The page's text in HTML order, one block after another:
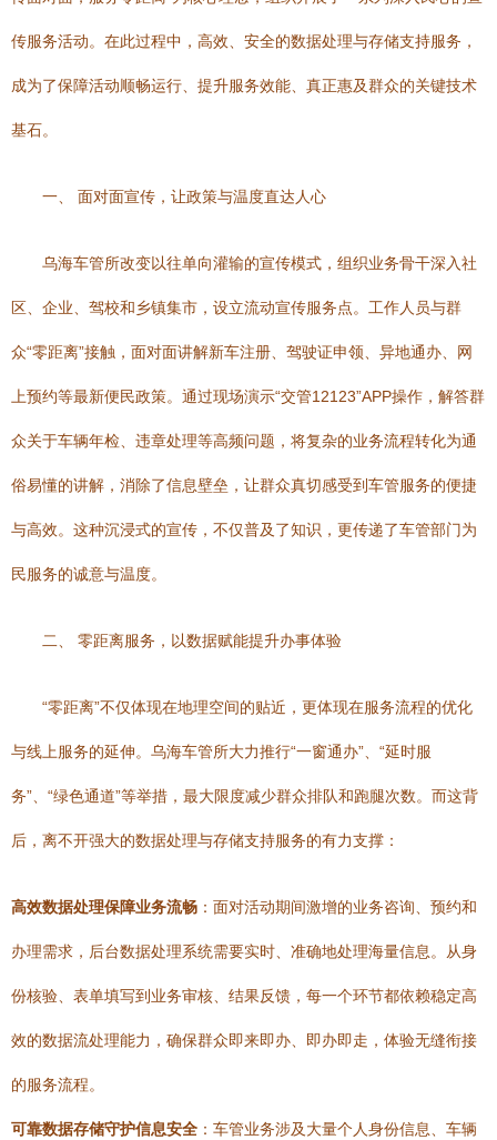
传服务活动。在此过程中，高效、安全的数据处理与存储支持服务，
成为了保障活动顺畅运行、提升服务效能、真正惠及群众的关键技术
基石。
一、 面对面宣传，让政策与温度直达人心
乌海车管所改变以往单向灌输的宣传模式，组织业务骨干深入社
区、企业、驾校和乡镇集市，设立流动宣传服务点。工作人员与群
众“零距离”接触，面对面讲解新车注册、驾驶证申领、异地通办、网
上预约等最新便民政策。通过现场演示“交管12123”APP操作，解答群
众关于车辆年检、违章处理等高频问题，将复杂的业务流程转化为通
俗易懂的讲解，消除了信息壁垒，让群众真切感受到车管服务的便捷
与高效。这种沉浸式的宣传，不仅普及了知识，更传递了车管部门为
民服务的诚意与温度。
二、 零距离服务，以数据赋能提升办事体验
“零距离”不仅体现在地理空间的贴近，更体现在服务流程的优化
与线上服务的延伸。乌海车管所大力推行“一窗通办”、“延时服
务”、“绿色通道”等举措，最大限度减少群众排队和跑腿次数。而这背
后，离不开强大的数据处理与存储支持服务的有力支撑：
高效数据处理保障业务流畅 ：面对活动期间激增的业务咨询、预约和
办理需求，后台数据处理系统需要实时、准确地处理海量信息。从身
份核验、表单填写到业务审核、结果反馈，每一个环节都依赖稳定高
效的数据流处理能力，确保群众即来即办、即办即走，体验无缝衔接
的服务流程。
可靠数据存储守护信息安全 ：车管业务涉及大量个人身份信息、车辆